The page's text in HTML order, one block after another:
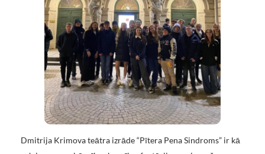
Dmitrija Krimova teātra izrāde “Pītera Pena Sindroms” ir kā